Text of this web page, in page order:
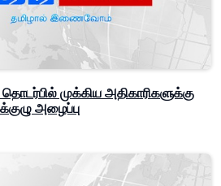
முக்கிய அதிகாரிகளுக்கு
அழைப்பு